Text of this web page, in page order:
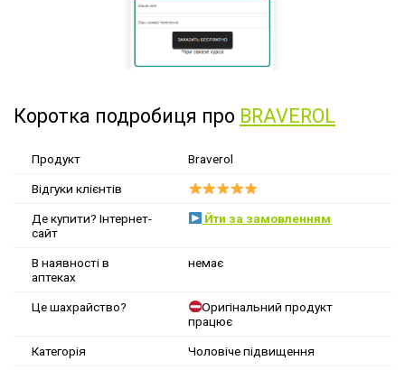
Коротка подробиця про BRAVEROL
Продукт Braverol
Відгуки клієнтів
Де купити? Інтернет-
сайт
Йти за замовленням
В наявності в
аптеках
немає
Це шахрайство?
Оригінальний продукт
працює
Категорія Чоловіче підвищення